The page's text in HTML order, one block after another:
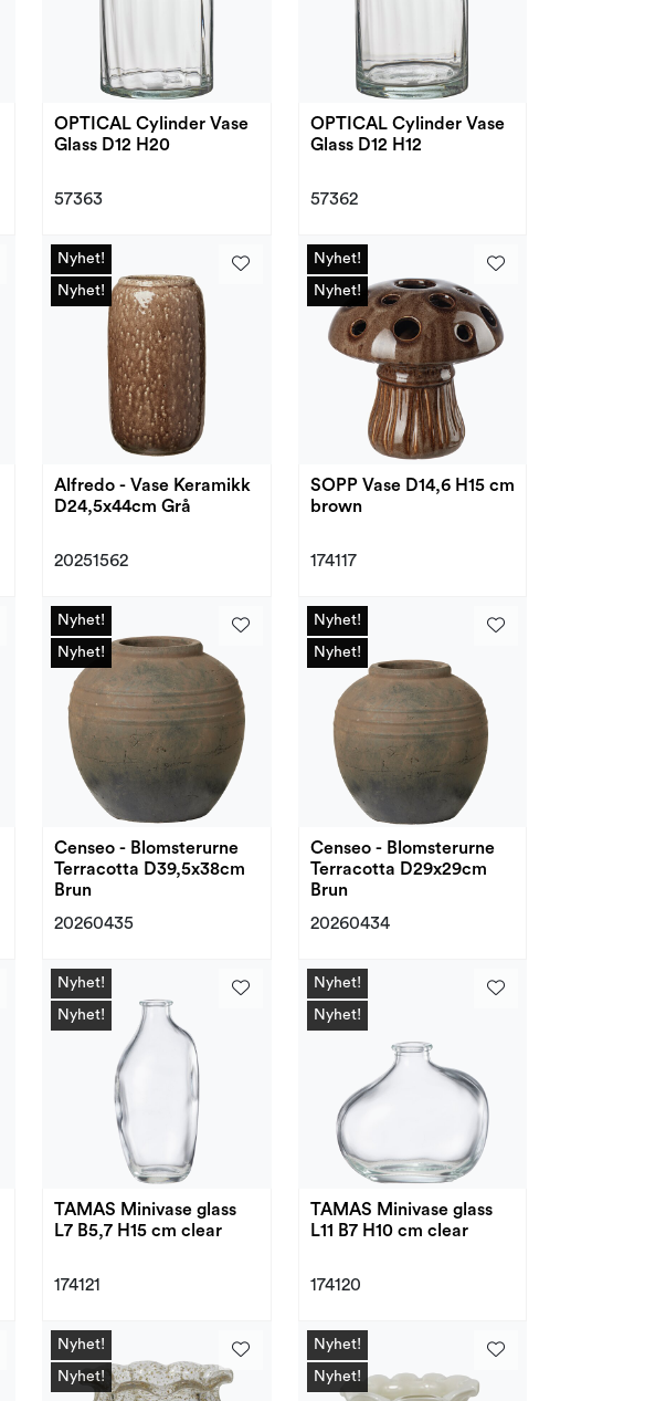
OPTICAL Cylinder Vase
Glass D12 H20
57363
OPTICAL Cylinder Vase
Glass D12 H12
57362
Nyhet!
Nyhet!
Nyhet!
Nyhet!
Alfredo - Vase Keramikk
D24,5x44cm Grå
20251562
Nyhet!
Nyhet!
Nyhet!
Nyhet!
SOPP Vase D14,6 H15 cm
brown
174117
Nyhet!
Nyhet!
Nyhet!
Nyhet!
Censeo - Blomsterurne
Terracotta D39,5x38cm
Brun
20260435
Nyhet!
Nyhet!
Nyhet!
Nyhet!
Censeo - Blomsterurne
Terracotta D29x29cm
Brun
20260434
Nyhet!
Nyhet!
TAMAS Minivase glass
L7 B5,7 H15 cm clear
174121
Nyhet!
Nyhet!
TAMAS Minivase glass
L11 B7 H10 cm clear
174120
Nyhet!
Nyhet!
Nyhet!
Nyhet!